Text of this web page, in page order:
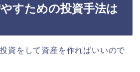
すための投資手法は
資をして資産を作ればいいので